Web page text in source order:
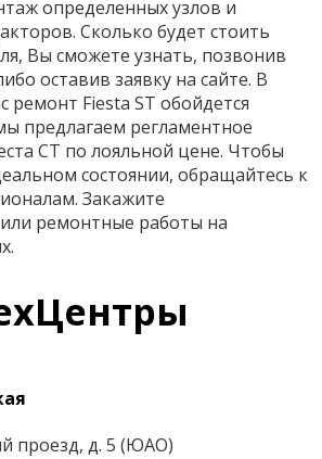
определенных узлов и
Сколько будет стоить
Вы сможете узнать, позвонив
оставив заявку на сайте. В
ремонт Fiesta ST обойдется
предлагаем регламентное
СТ по лояльной цене. Чтобы
состоянии, обращайтесь к
Закажите
ремонтные работы на
проезд, д. 5 (ЮАО)